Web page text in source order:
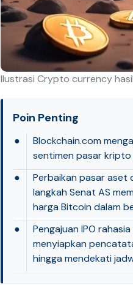
Ilustrasi Crypto currency
Poin Penting
●
Blockchain.com
sentimen pasar kripto
●
Perbaikan pasar aset
langkah Senat AS
harga Bitcoin dalam
●
Pengajuan IPO
menyiapkan
hingga mendekati